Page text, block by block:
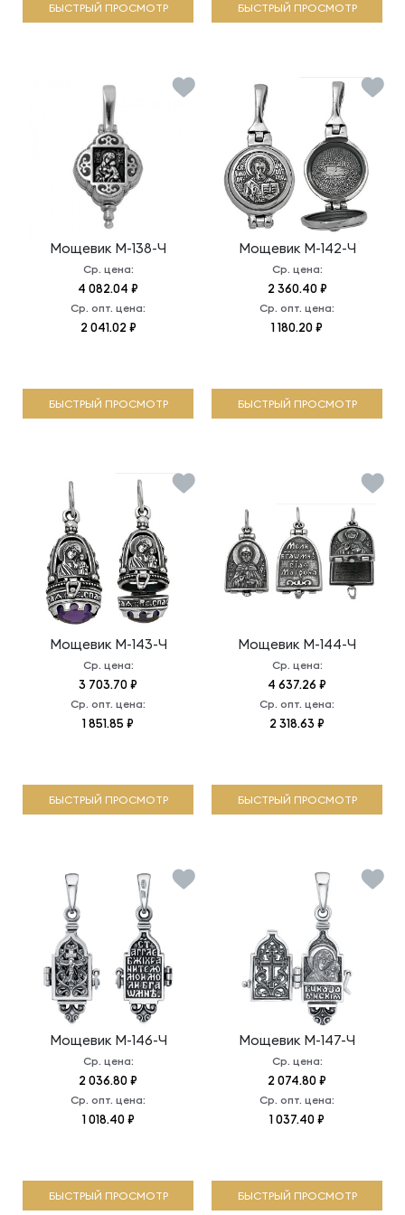
БЫСТРЫЙ ПРОСМОТР БЫСТРЫЙ ПРОСМОТР
Мощевик М-138-Ч
Ср. цена:
4 082.04 ₽
Ср. опт. цена:
2 041.02 ₽
БЫСТРЫЙ ПРОСМОТР
Мощевик М-142-Ч
Ср. цена:
2 360.40 ₽
Ср. опт. цена:
1 180.20 ₽
БЫСТРЫЙ ПРОСМОТР
Мощевик М-143-Ч
Ср. цена:
3 703.70 ₽
Ср. опт. цена:
1 851.85 ₽
БЫСТРЫЙ ПРОСМОТР
Мощевик М-144-Ч
Ср. цена:
4 637.26 ₽
Ср. опт. цена:
2 318.63 ₽
БЫСТРЫЙ ПРОСМОТР
Мощевик М-146-Ч
Ср. цена:
2 036.80 ₽
Ср. опт. цена:
1 018.40 ₽
БЫСТРЫЙ ПРОСМОТР
Мощевик М-147-Ч
Ср. цена:
2 074.80 ₽
Ср. опт. цена:
1 037.40 ₽
БЫСТРЫЙ ПРОСМОТР